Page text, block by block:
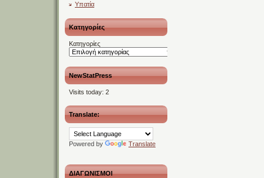
Υπατία
Kατηγορίες
Kατηγορίες
NewStatPress
Visits today: 2
Translate:
Powered by Translate
ΔΙΑΓΩΝΙΣΜΟΙ